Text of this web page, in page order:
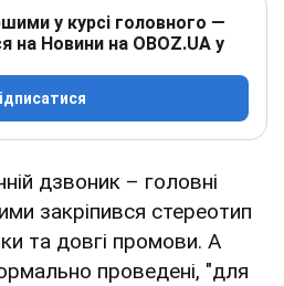
у курсі головного —
на Новини на OBOZ.UA у
дзвоник – головні
закріпився стереотип
та довгі промови. А
проведені, "для